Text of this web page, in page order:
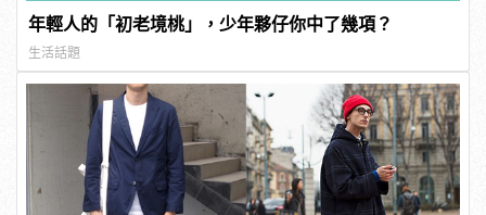
年輕人的「初老境桃」，少年夥仔你中了幾項？
生活話題